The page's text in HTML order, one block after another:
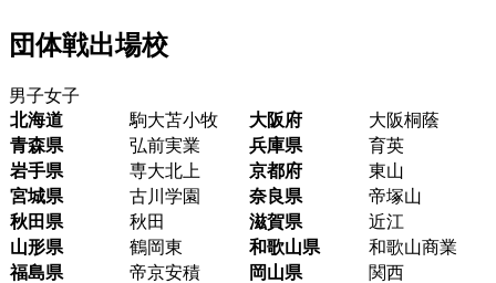
団体戦出場校
男子女子
北海道
駒大苫小牧 大阪府
大阪桐蔭
青森県
弘前実業 兵庫県
育英
岩手県
専大北上 京都府
東山
宮城県
古川学園 奈良県
帝塚山
秋田県
秋田 滋賀県
近江
山形県
鶴岡東 和歌山県
和歌山商業
福島県
帝京安積 岡山県
関西